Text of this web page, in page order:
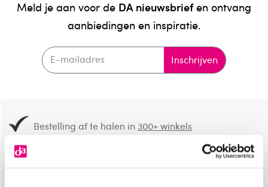
Meld je aan voor de DA nieuwsbriefen ontvang
aanbiedingen en inspiratie.
Inschrijven
Bestelling af te halen in300+ winkels